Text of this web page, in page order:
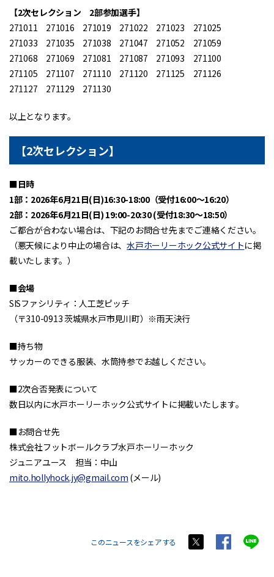
【2次セレクション 2部参加選手】
271011 271016 271019 271022 271023 271025
271033 271035 271038 271047 271052 271059
271068 271069 271081 271087 271093 271100
271105 271107 271110 271120 271125 271126
271127 271129 271130
以上となります。
【2次セレクション】
■日時
1部：2026年6月21日(日)16:30-18:00（受付16:00〜16:20）
2部：2026年6月21日(日) 19:00-20:30 (受付18:30〜18:50）
ご都合が合わない場合は、下記のお問合せ先までご連絡ください。
（悪天候により中止の場合は、水戸ホーリーホック公式サイトに掲
載いたします。）
■会場
SISファシリティ：人工芝ピッチ
（〒310-0913 茨城県水戸市見川町）※雨天決行
■持ち物
サッカーのできる服装、水筒持参でお越しください。
■2次合否発表について
数日以内に水戸ホーリーホック公式サイトに掲載いたします。
■お問合せ先
株式会社フットボールクラブ水戸ホーリーホック
ジュニアユース 担当：中山
mito.hollyhock.jy@gmail.com (メール)
このニュースをシェアする